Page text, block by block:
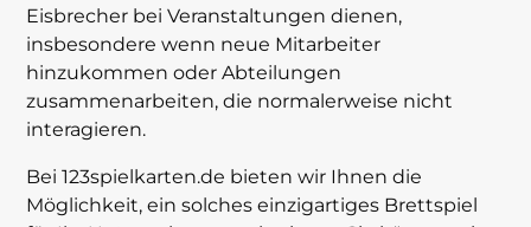
Eisbrecher bei Veranstaltungen dienen,
insbesondere wenn neue Mitarbeiter
hinzukommen oder Abteilungen
zusammenarbeiten, die normalerweise nicht
interagieren.
Bei 123spielkarten.de bieten wir Ihnen die
Möglichkeit, ein solches einzigartiges Brettspiel